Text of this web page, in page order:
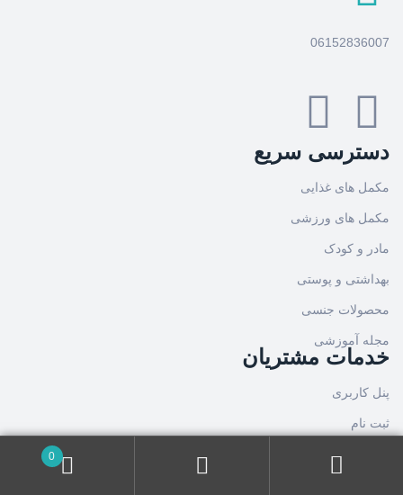
06152836007
دسترسی سریع
مکمل های غذایی
مکمل های ورزشی
مادر و کودک
بهداشتی و پوستی
محصولات جنسی
مجله آموزشی
خدمات مشتریان
پنل کاربری
ثبت نام
فراموشی رمز عبور 0